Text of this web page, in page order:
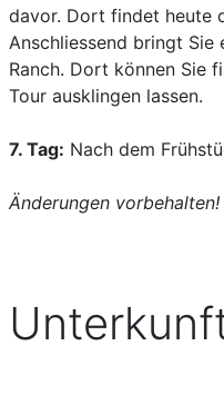
davor. Dort findet heute
Anschliessend bringt
Ranch. Dort können Sie
Tour ausklingen lassen.
7. Tag: Nach dem
Änderungen vorbehalten!